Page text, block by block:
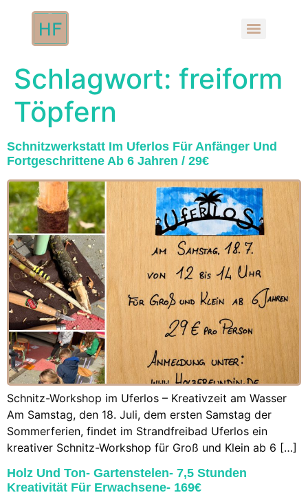
Schlagwort: freiform
Töpfern
Schnitzwerkstatt Im Uferlos Für Anfänger Und
Fortgeschrittene Ab 6 Jahren / 29€
Schnitz-Workshop im Uferlos – Kreativzeit am Wasser
Am Samstag, den 18. Juli, dem ersten Samstag der
Sommerferien, findet im Strandfreibad Uferlos ein
kreativer Schnitz-Workshop für Groß und Klein ab 6 […]
Holz Und Ton- Gartenstelen- 7,5 Stunden
Kreativität Für Erwachsene- 169€